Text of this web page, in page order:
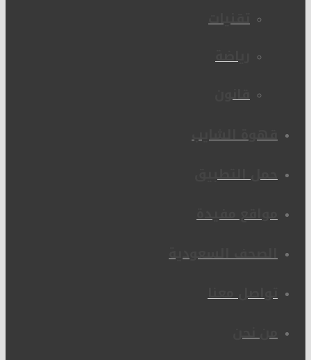
تقنيات
رياضة
قانون
قهوة الشايب
حمل التطبيق
مواقع مفيدة
الصحف السعودية
تواصل معنا
من نحن